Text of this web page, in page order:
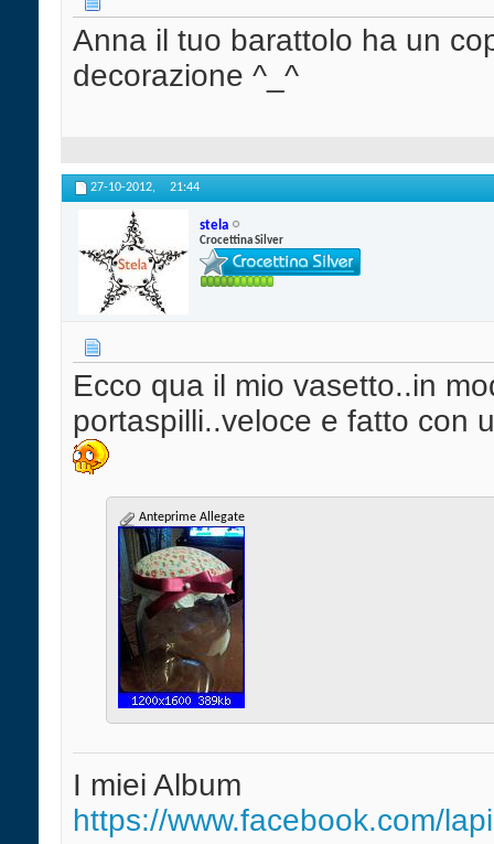
Anna il tuo barattolo ha un
decorazione ^_^
27-10-2012, 21:44
stela
Crocettina Silver
Ecco qua il mio vasetto..in
portaspilli..veloce e fatto con
Anteprime Allegate
I miei Album
https://www.facebook.com/